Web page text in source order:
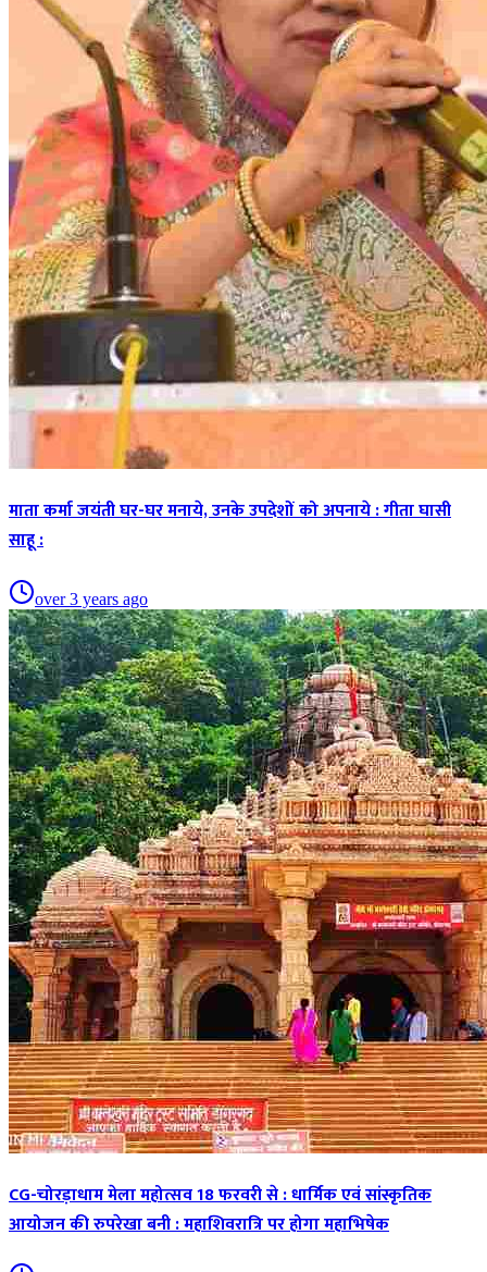
माता कर्मा जयंती घर-घर मनाये, उनके उपदेशों को अपनाये : गीता घासी
साहू :
over 3 years ago
CG-चोरड़ाधाम मेला महोत्सव 18 फरवरी से : धार्मिक एवं सांस्कृतिक
आयोजन की रुपरेखा बनी : महाशिवरात्रि पर होगा महाभिषेक